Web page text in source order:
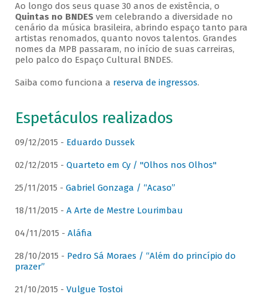
Ao longo dos seus quase 30 anos de existência, o
Quintas no BNDESvem celebrando a diversidade no
cenário da música brasileira, abrindo espaço tanto para
artistas renomados, quanto novos talentos. Grandes
nomes da MPB passaram, no início de suas carreiras,
pelo palco do Espaço Cultural BNDES.
Saiba como funciona a reserva de ingressos.
Espetáculos realizados
09/12/2015 - Eduardo Dussek
02/12/2015 - Quarteto em Cy / "Olhos nos Olhos"
25/11/2015 - Gabriel Gonzaga / “Acaso”
18/11/2015 - A Arte de Mestre Lourimbau
04/11/2015 - Aláfia
28/10/2015 - Pedro Sá Moraes / “Além do princípio do
prazer”
21/10/2015 - Vulgue Tostoi